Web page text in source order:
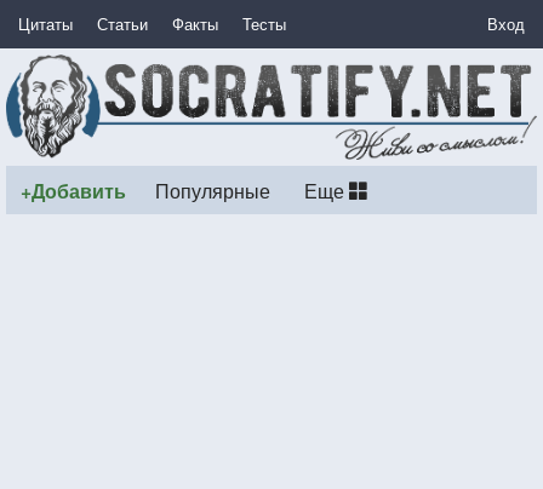
Цитаты Статьи Факты Тесты Вход
+Добавить Популярные Еще